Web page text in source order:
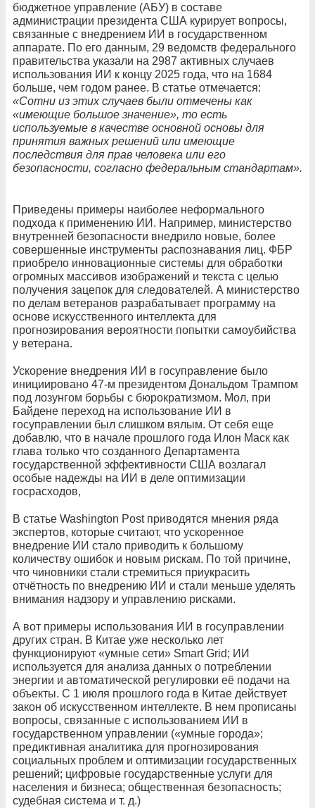
бюджетное управление (АБУ) в составе
администрации президента США курирует вопросы,
связанные с внедрением ИИ в государственном
аппарате. По его данным, 29 ведомств федерального
правительства указали на 2987 активных случаев
использования ИИ к концу 2025 года, что на 1684
больше, чем годом ранее. В статье отмечается:
«Сотни из этих случаев были отмечены как
«имеющие большое значение», то есть
используемые в качестве основной основы для
принятия важных решений или имеющие
последствия для прав человека или его
безопасности, согласно федеральным стандартам».
Приведены примеры наиболее неформального
подхода к применению ИИ. Например, министерство
внутренней безопасности внедрило новые, более
совершенные инструменты распознавания лиц. ФБР
приобрело инновационные системы для обработки
огромных массивов изображений и текста с целью
получения зацепок для следователей. А министерство
по делам ветеранов разрабатывает программу на
основе искусственного интеллекта для
прогнозирования вероятности попытки самоубийства
у ветерана.
Ускорение внедрения ИИ в госуправление было
инициировано 47-м президентом Дональдом Трампом
под лозунгом борьбы с бюрократизмом. Мол, при
Байдене переход на использование ИИ в
госуправлении был слишком вялым. От себя еще
добавлю, что в начале прошлого года Илон Маск как
глава только что созданного Департамента
государственной эффективности США возлагал
особые надежды на ИИ в деле оптимизации
госрасходов,
В статье Washington Post приводятся мнения ряда
экспертов, которые считают, что ускоренное
внедрение ИИ стало приводить к большому
количеству ошибок и новым рискам. По той причине,
что чиновники стали стремиться приукрасить
отчётность по внедрению ИИ и стали меньше уделять
внимания надзору и управлению рисками.
А вот примеры использования ИИ в госуправлении
других стран. В Китае уже несколько лет
функционируют «умные сети» Smart Grid; ИИ
используется для анализа данных о потреблении
энергии и автоматической регулировки её подачи на
объекты. С 1 июля прошлого года в Китае действует
закон об искусственном интеллекте. В нем прописаны
вопросы, связанные с использованием ИИ в
государственном управлении («умные города»;
предиктивная аналитика для прогнозирования
социальных проблем и оптимизации государственных
решений; цифровые государственные услуги для
населения и бизнеса; общественная безопасность;
судебная система и т. д.)